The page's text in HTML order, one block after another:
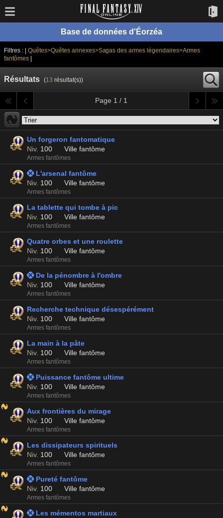
Base de données d'Éorzéa
Filtres : | Quêtes>Quêtes annexes>Sagas des armes légendaires>Armes
fantômes|
Résultats (13 résultat(s))
Page 1 / 1
Un forgeron fantomatique
Niv. 100 Ville fantôme
Armes fantômes
 L'arsenal fantôme
Niv. 100 Ville fantôme
Armes fantômes
La tablette qui tombe à pic
Niv. 100 Ville fantôme
Armes fantômes
Quatre orbes et une roulette
Niv. 100 Ville fantôme
Armes fantômes
 De la pénombre à l'ombre
Niv. 100 Ville fantôme
Armes fantômes
Recherche technique désespérément
Niv. 100 Ville fantôme
Armes fantômes
La main à la pâte
Niv. 100 Ville fantôme
Armes fantômes
 Puissance fantôme ultime
Niv. 100 Ville fantôme
Armes fantômes
Aux frontières du mirage
Niv. 100 Ville fantôme
Armes fantômes
Les dissipateurs spirituels
Niv. 100 Ville fantôme
Armes fantômes
 Pureté fantôme
Niv. 100 Ville fantôme
Armes fantômes
 Les mémentos martiaux